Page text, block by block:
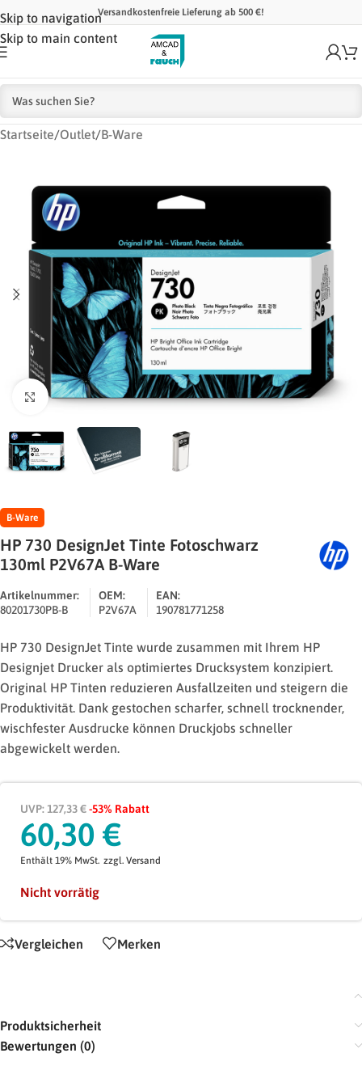
Skip to navigation
Skip to main content
Versandkostenfreie Lieferung ab 500 €!
Startseite/Outlet/B-Ware
Zum Vergrößern klicken
B-Ware
HP 730 DesignJet Tinte Fotoschwarz
130ml P2V67A B-Ware
Artikelnummer:
80201730PB-B
OEM:
P2V67A
EAN:
190781771258
HP 730 DesignJet Tinte wurde zusammen mit Ihrem HP
Designjet Drucker als optimiertes Drucksystem konzipiert.
Original HP Tinten reduzieren Ausfallzeiten und steigern die
Produktivität. Dank gestochen scharfer, schnell trocknender,
wischfester Ausdrucke können Druckjobs schneller
abgewickelt werden.
UVP: 127,33 €-53% Rabatt
60,30 €
Enthält 19% MwSt. zzgl. Versand
Nicht vorrätig
Vergleichen Merken
Produktsicherheit
Bewertungen (0)